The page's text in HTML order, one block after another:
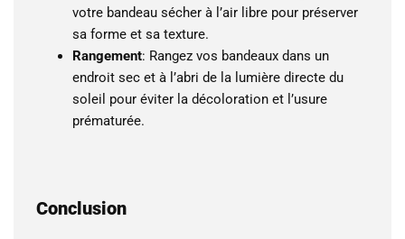
votre bandeau sécher à l’air libre pour préserver
sa forme et sa texture.
Rangement: Rangez vos bandeaux dans un
endroit sec et à l’abri de la lumière directe du
soleil pour éviter la décoloration et l’usure
prématurée.
Conclusion